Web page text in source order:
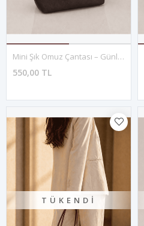
Mini Şık Omuz Çantası – Günlük Kullanım- KAHVE
550,00 TL
TÜKENDI